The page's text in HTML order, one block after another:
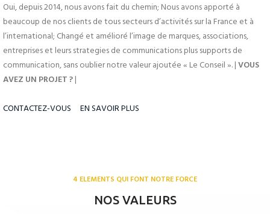
Oui, depuis 2014, nous avons fait du chemin; Nous avons apporté à
beaucoup de nos clients de tous secteurs d’activités sur la France et à
l’international; Changé et amélioré l’image de marques, associations,
entreprises et leurs strategies de communications plus supports de
communication, sans oublier notre valeur ajoutée « Le Conseil ». |VOUS
AVEZ UN PROJET ?|
CONTACTEZ-VOUS EN SAVOIR PLUS
4 ELEMENTS QUI FONT NOTRE FORCE
NOS VALEURS